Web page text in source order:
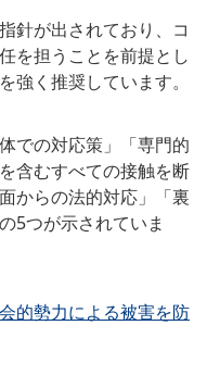
針が出されており、コ
を担うことを前提とし
強く推奨しています。
での対応策」「専門的
含むすべての接触を断
からの法的対応」「裏
5つが示されていま
的勢力による被害を防